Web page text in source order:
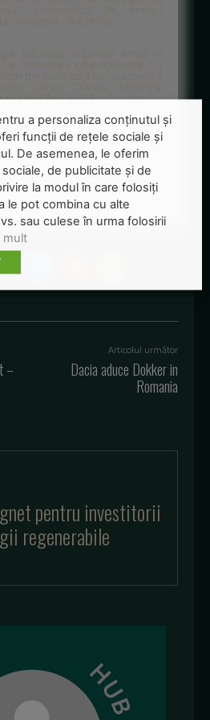
etc), Asia si SUA.
expozitie, conferinte, mese
intalniri de afaceri pe temele
biogaz, biocombustibili, energie
eficienta energetica.
–
Articolul următor
Dacia aduce Dokker in
Romania
pentru investitorii
regenerabile
a personaliza conținutul și
funcții de rețele sociale și
De asemenea, le oferim
de publicitate și de
la modul în care folosiți
le pot combina cu alte
sau culese în urma folosirii
mult